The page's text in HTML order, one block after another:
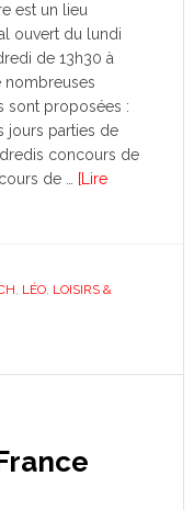
est un lieu
ouvert du lundi
de 13h30 à
nombreuses
sont proposées :
jours parties de
concours de
de …
[Lire
, LÉO, LOISIRS &